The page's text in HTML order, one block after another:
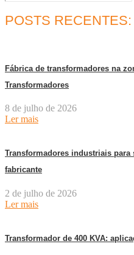
POSTS RECENTES:
Fábrica de transformadores na
Transformadores
8 de julho de 2026
Ler mais
Transformadores industriais
fabricante
2 de julho de 2026
Ler mais
Transformador de 400 KVA: